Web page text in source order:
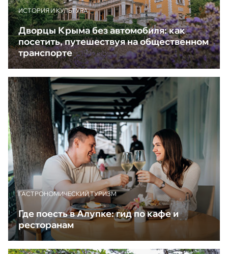
ИСТОРИЯ И КУЛЬТУРА
Дворцы Крыма без автомобиля: как
посетить, путешествуя на общественном
транспорте
ГАСТРОНОМИЧЕСКИЙ ТУРИЗМ
Где поесть в Алупке: гид по кафе и
ресторанам